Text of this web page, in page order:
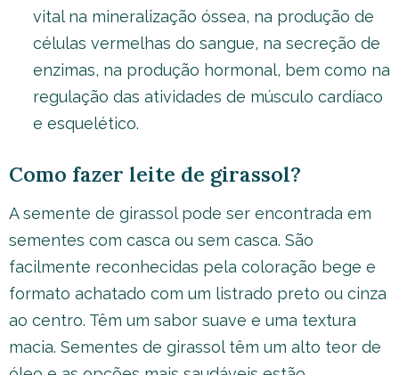
vital na mineralização óssea, na produção de
células vermelhas do sangue, na secreção de
enzimas, na produção hormonal, bem como na
regulação das atividades de músculo cardíaco
e esquelético.
Como fazer leite de girassol?
A semente de girassol pode ser encontrada em
sementes com casca ou sem casca. São
facilmente reconhecidas pela coloração bege e
formato achatado com um listrado preto ou cinza
ao centro. Têm um sabor suave e uma textura
macia. Sementes de girassol têm um alto teor de